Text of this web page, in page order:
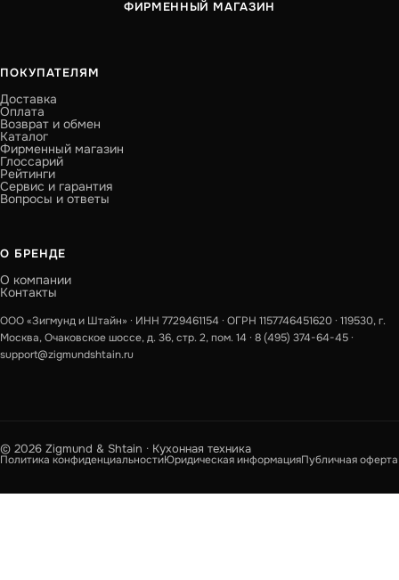
ФИРМЕННЫЙ МАГАЗИН
ПОКУПАТЕЛЯМ
Доставка
Оплата
Возврат и обмен
Каталог
Фирменный магазин
Глоссарий
Рейтинги
Сервис и гарантия
Вопросы и ответы
О БРЕНДЕ
О компании
Контакты
ООО «Зигмунд и Штайн» · ИНН 7729461154 · ОГРН 1157746451620 · 119530, г.
Москва, Очаковское шоссе, д. 36, стр. 2, пом. 14 · 8 (495) 374-64-45 ·
support@zigmundshtain.ru
© 2026 Zigmund & Shtain · Кухонная техника
Политика конфиденциальностиЮридическая информацияПубличная оферта